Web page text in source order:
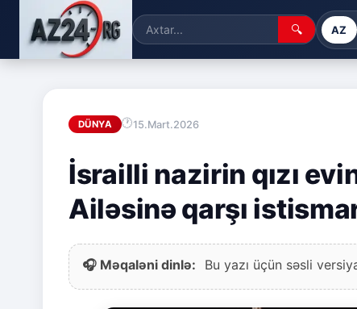
🔍 AZ
DÜNYA 15.Mart.2026
İsrailli nazirin qızı
Ailəsinə qarşı
🎧 Məqaləni dinlə: Bu yazı üçün səsli